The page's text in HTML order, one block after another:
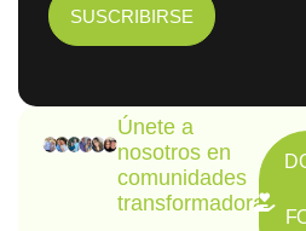
Únete a
nosotros en
comunidades
transformadoras